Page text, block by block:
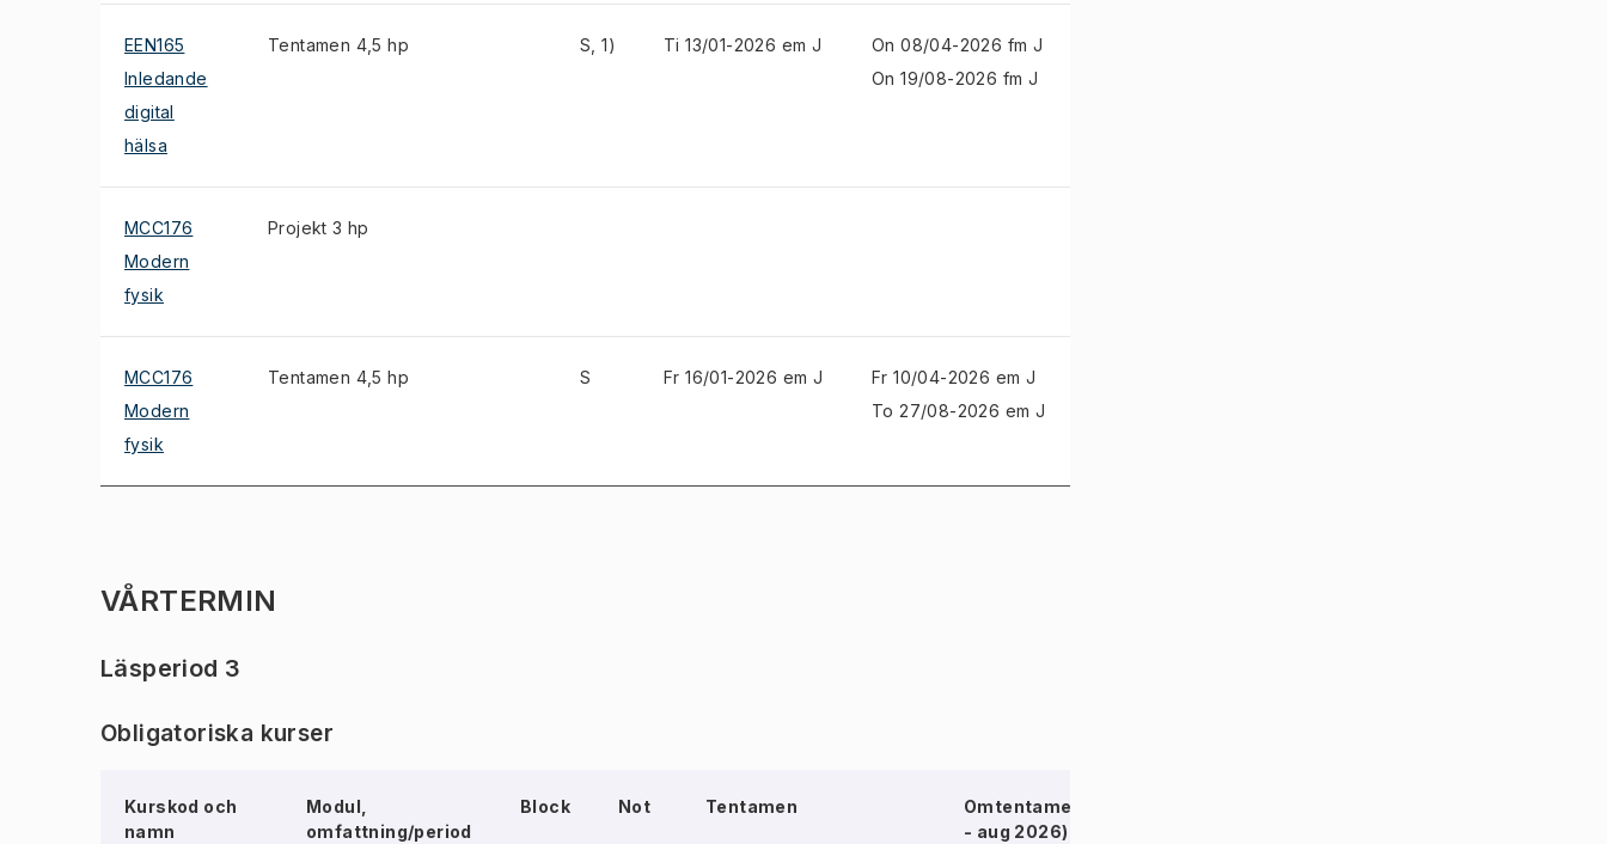
EEN165
Inledande
digital
hälsa
Tentamen 4,5 hp S, 1) Ti 13/01-2026 em J
On 08/04-2026 fm J
On 19/08-2026 fm J
MCC176
Modern
fysik
Projekt 3 hp
MCC176
Modern
fysik
Tentamen 4,5 hp S Fr 16/01-2026 em J
Fr 10/04-2026 em J
To 27/08-2026 em J
VÅRTERMIN
Läsperiod 3
Obligatoriska kurser
Kurskod och
namn
Modul,
omfattning/period
Block Not Tentamen
Omtentamen (okt 2025
- aug 2026)